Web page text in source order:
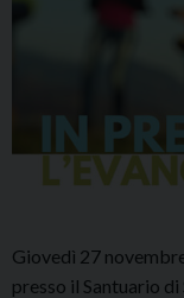
Giovedì 27
presso il Santuario